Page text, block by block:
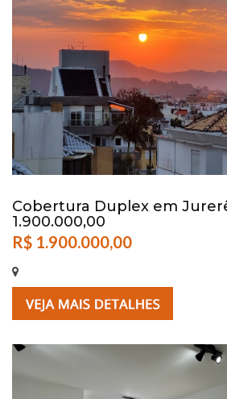
Cobertura Duplex em
1.900.000,00
R$ 1.900.000,00